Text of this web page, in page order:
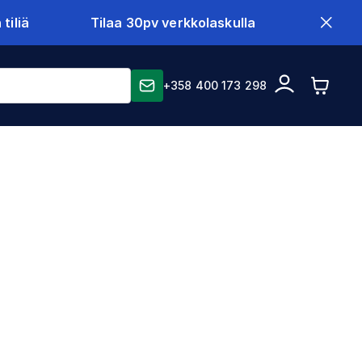
tiliä Tilaa 30pv verkkolaskulla
+358 400 173 298